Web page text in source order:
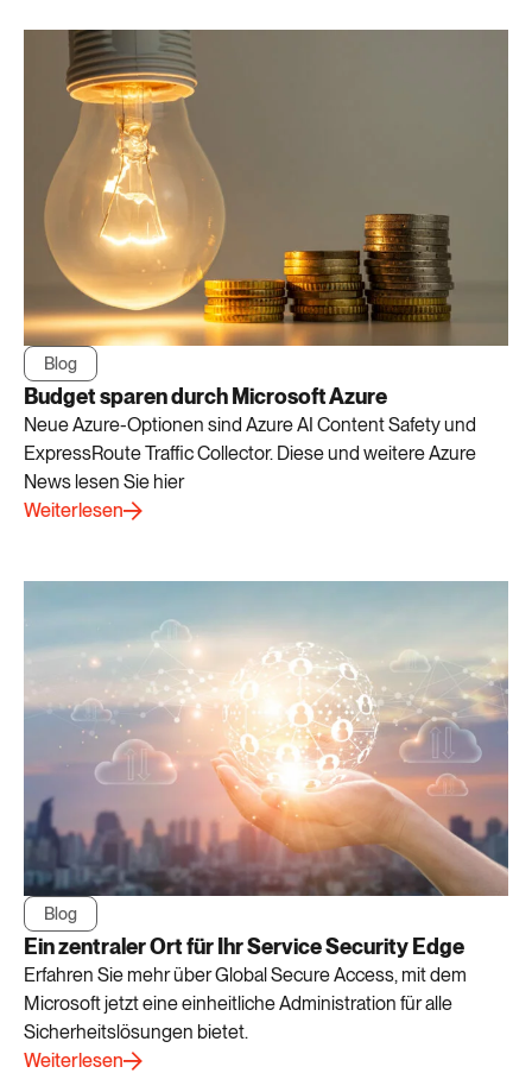
Blog
Budget sparen durch Microsoft Azure
Neue Azure-Optionen sind Azure AI Content Safety und
ExpressRoute Traffic Collector. Diese und weitere Azure
News lesen Sie hier
Weiterlesen
Blog
Ein zentraler Ort für Ihr Service Security Edge
Erfahren Sie mehr über Global Secure Access, mit dem
Microsoft jetzt eine einheitliche Administration für alle
Sicherheitslösungen bietet.
Weiterlesen